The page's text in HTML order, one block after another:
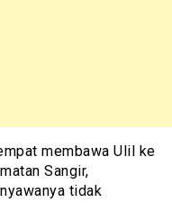
membawa Ulil ke
Sangir,
tidak